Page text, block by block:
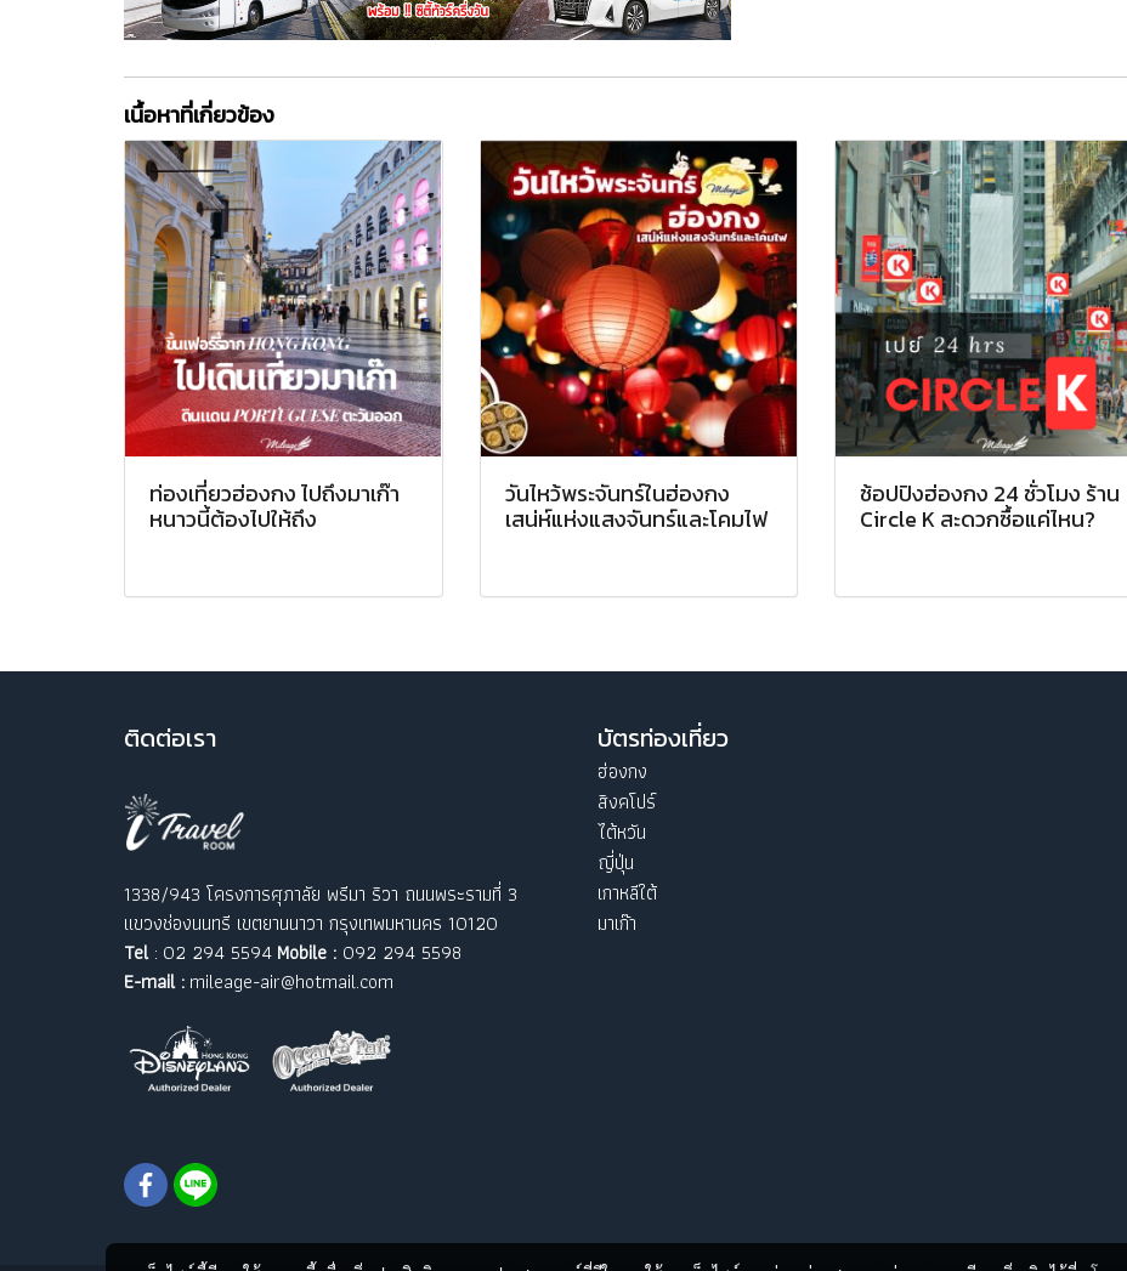
เนื้อหาที่เกี่ยวข้อง
ท่องเที่ยวฮ่องกง ไปถึงมาเก๊า
หนาวนี้ต้องไปให้ถึง
วันไหว้พระจันทร์ในฮ่องกง
เสน่ห์แห่งแสงจันทร์และโคมไฟ
ช้อปปิงฮ่องกง 24 ชั่วโมง ร้าน
Circle K สะดวกซื้อแค่ไหน?
ติดต่อเรา
1338/943 โครงการศุภาลัย พรีมา ริวา ถนนพระรามที่ 3
แขวงช่องนนทรี เขตยานนาวา กรุงเทพมหานคร 10120
Tel: 02 294 5594 Mobile : 092 294 5598
E-mail : mileage-air@hotmail.com
บัตรท่องเที่ยว
ฮ่องกง
สิงคโปร์
ไต้หวัน
ญี่ปุ่น
เกาหลีใต้
มาเก๊า